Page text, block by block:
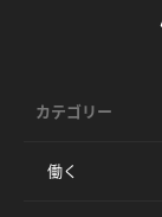
カテゴリー
働く